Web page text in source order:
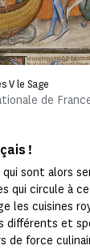
V le Sage
de
!
sont alors
qui circule à
les cuisines
différents et
de force